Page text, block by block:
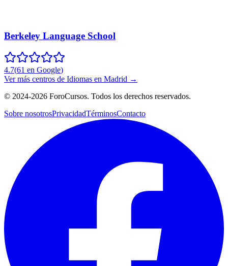
Berkeley Language School
4.7(61 en Google)
Ver más centros de Idiomas en Madrid →
© 2024-2026 ForoCursos. Todos los derechos reservados.
Sobre nosotrosPrivacidadTérminosContacto